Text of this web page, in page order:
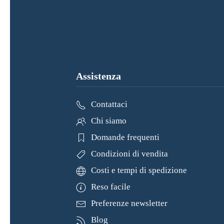
Assistenza
Contattaci
Chi siamo
Domande frequenti
Condizioni di vendita
Costi e tempi di spedizione
Reso facile
Preferenze newsletter
Blog